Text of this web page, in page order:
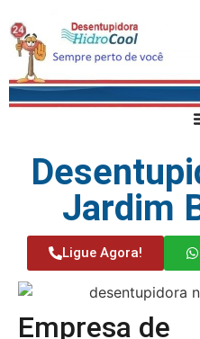
Jardim
Ligue Agora!
Empresa de